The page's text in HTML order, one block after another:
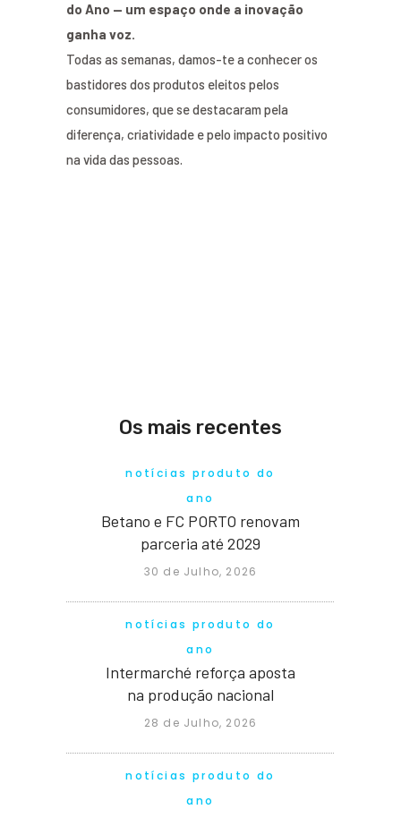
do Ano — um espaço onde a inovação
ganha voz.
Todas as semanas, damos-te a conhecer os
bastidores dos produtos eleitos pelos
consumidores, que se destacaram pela
diferença, criatividade e pelo impacto positivo
na vida das pessoas.
Os mais recentes
notícias produto do
ano
Betano e FC PORTO renovam
parceria até 2029
30 de Julho, 2026
notícias produto do
ano
Intermarché reforça aposta
na produção nacional
28 de Julho, 2026
notícias produto do
ano